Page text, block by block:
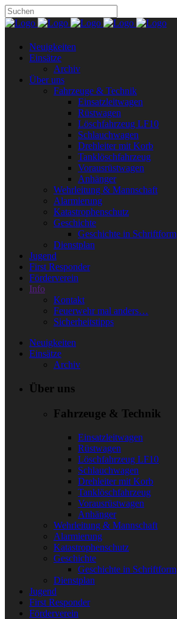
Neuigkeiten
Einsätze
Archiv
Über uns
Fahrzeuge & Technik
Einsatzleitwagen
Rüstwagen
Löschfahrzeug LF10
Schlauchwagen
Drehleiter mit Korb
Tanklöschfahrzeug
Vorausrüstwagen
Anhänger
Wehrleitung & Mannschaft
Alarmierung
Katastrophenschutz
Geschichte
Geschichte in Schriftform
Dienstplan
Jugend
First Responder
Förderverein
Info
Kontakt
Feuerwehr mal anders…
Sicherheitstipps
Neuigkeiten
Einsätze
Archiv
Über uns
Fahrzeuge & Technik
Einsatzleitwagen
Rüstwagen
Löschfahrzeug LF10
Schlauchwagen
Drehleiter mit Korb
Tanklöschfahrzeug
Vorausrüstwagen
Anhänger
Wehrleitung & Mannschaft
Alarmierung
Katastrophenschutz
Geschichte
Geschichte in Schriftform
Dienstplan
Jugend
First Responder
Förderverein